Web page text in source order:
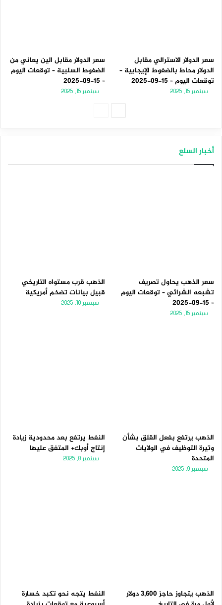
سعر الدولار الاسترالي مقابل
الدولار محاط بالضغوط الإيجابية –
توقعات اليوم – 15-09-2025
سبتمبر 15, 2025
سعر الدولار مقابل الين يعاني من
الضغوط السلبية – توقعات اليوم
– 15-09-2025
سبتمبر 15, 2025
أخبار السلع
سعر الذهب يحاول تصريف
تشبعه الشرائي – توقعات اليوم
– 15-09-2025
سبتمبر 15, 2025
الذهب قرب مستواه التاريخي
قبيل بيانات تضخم أمريكية
سبتمبر 10, 2025
الذهب يرتفع بفعل القلق بشأن
وتيرة التوظيف في الولايات
المتحدة
سبتمبر 9, 2025
النفط يرتفع بعد محدودية زيادة
إنتاج أوبك+ المتفق عليها
سبتمبر 8, 2025
الذهب يتجاوز حاجز 3,600 دولار
النفط يتجه نحو تكبد خسارة